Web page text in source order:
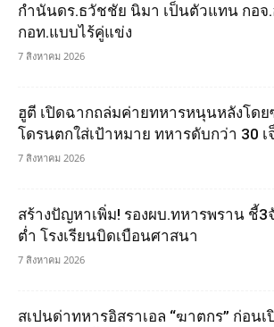
กำนันดร.ธวัชชัย นิมา เป็นตัวแทน กอจ.
กอท.แบบไร้คู่แข่ง
7 สิงหาคม 2026
ฮูตี เปิดฉากถล่มค่ายทหารหนุนหลังโด
โดรนตกใส่เป้าหมาย ทหารดับกว่า 30 เ
7 สิงหาคม 2026
สร้างปัญหาเพิ่ม! รองผบ.ทหารพราน ชี้3
ต่ำ โรงเรียนบิดเบือนศาสนา
7 สิงหาคม 2026
สเปนด่าทหารอิสราเอล “ฆาตกร” ก่อน